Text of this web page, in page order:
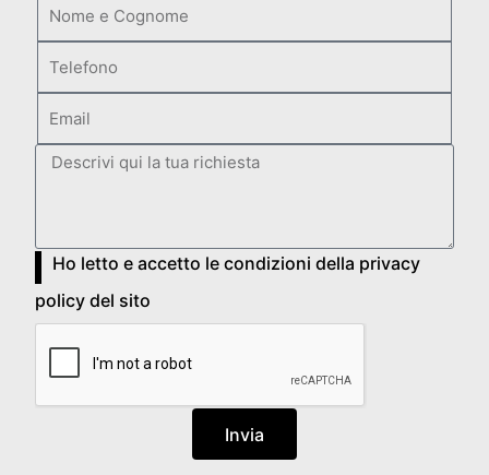
Ho letto e accetto le condizioni della privacy
policy del sito
Invia